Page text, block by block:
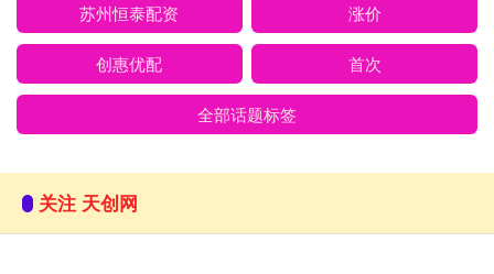
苏州恒泰配资 涨价
创惠优配 首次
全部话题标签
关注 天创网